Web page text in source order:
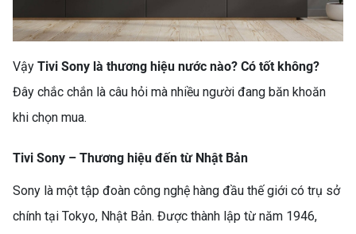
Vậy Tivi Sony là thương hiệu nước nào? Có tốt không?
Đây chắc chắn là câu hỏi mà nhiều người đang băn khoăn
khi chọn mua.
Tivi Sony – Thương hiệu đến từ Nhật Bản
Sony là một tập đoàn công nghệ hàng đầu thế giới có trụ sở
chính tại Tokyo, Nhật Bản. Được thành lập từ năm 1946,